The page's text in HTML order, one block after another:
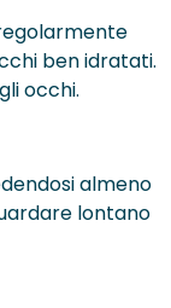
ben idratati.
occhi.
almeno
lontano